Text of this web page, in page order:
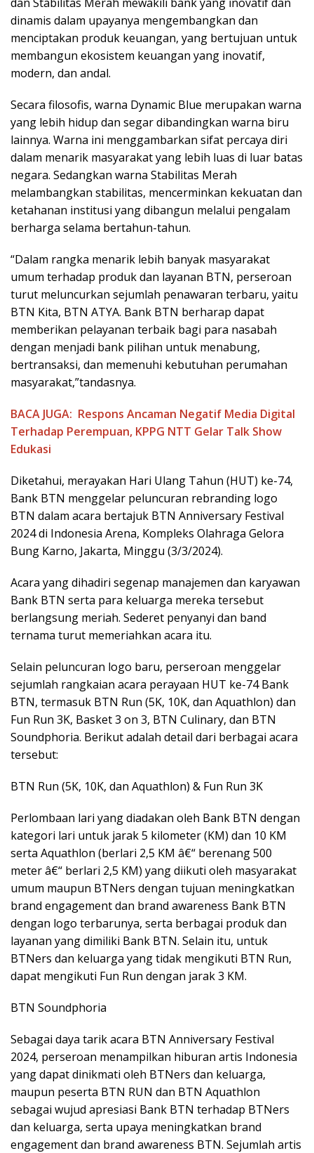
dinamis dalam upayanya mengembangkan dan
menciptakan produk keuangan, yang bertujuan untuk
membangun ekosistem keuangan yang inovatif,
modern, dan andal.
Secara filosofis, warna Dynamic Blue merupakan warna
yang lebih hidup dan segar dibandingkan warna biru
lainnya. Warna ini menggambarkan sifat percaya diri
dalam menarik masyarakat yang lebih luas di luar batas
negara. Sedangkan warna Stabilitas Merah
melambangkan stabilitas, mencerminkan kekuatan dan
ketahanan institusi yang dibangun melalui pengalam
berharga selama bertahun-tahun.
“Dalam rangka menarik lebih banyak masyarakat
umum terhadap produk dan layanan BTN, perseroan
turut meluncurkan sejumlah penawaran terbaru, yaitu
BTN Kita, BTN ATYA. Bank BTN berharap dapat
memberikan pelayanan terbaik bagi para nasabah
dengan menjadi bank pilihan untuk menabung,
bertransaksi, dan memenuhi kebutuhan perumahan
masyarakat,”tandasnya.
BACA JUGA: Respons Ancaman Negatif Media Digital
Terhadap Perempuan, KPPG NTT Gelar Talk Show
Edukasi
Diketahui, merayakan Hari Ulang Tahun (HUT) ke-74,
Bank BTN menggelar peluncuran rebranding logo
BTN dalam acara bertajuk BTN Anniversary Festival
2024 di Indonesia Arena, Kompleks Olahraga Gelora
Bung Karno, Jakarta, Minggu (3/3/2024).
Acara yang dihadiri segenap manajemen dan karyawan
Bank BTN serta para keluarga mereka tersebut
berlangsung meriah. Sederet penyanyi dan band
ternama turut memeriahkan acara itu.
Selain peluncuran logo baru, perseroan menggelar
sejumlah rangkaian acara perayaan HUT ke-74 Bank
BTN, termasuk BTN Run (5K, 10K, dan Aquathlon) dan
Fun Run 3K, Basket 3 on 3, BTN Culinary, dan BTN
Soundphoria. Berikut adalah detail dari berbagai acara
tersebut:
BTN Run (5K, 10K, dan Aquathlon) & Fun Run 3K
Perlombaan lari yang diadakan oleh Bank BTN dengan
kategori lari untuk jarak 5 kilometer (KM) dan 10 KM
serta Aquathlon (berlari 2,5 KM â€“ berenang 500
meter â€“ berlari 2,5 KM) yang diikuti oleh masyarakat
umum maupun BTNers dengan tujuan meningkatkan
brand engagement dan brand awareness Bank BTN
dengan logo terbarunya, serta berbagai produk dan
layanan yang dimiliki Bank BTN. Selain itu, untuk
BTNers dan keluarga yang tidak mengikuti BTN Run,
dapat mengikuti Fun Run dengan jarak 3 KM.
BTN Soundphoria
Sebagai daya tarik acara BTN Anniversary Festival
2024, perseroan menampilkan hiburan artis Indonesia
yang dapat dinikmati oleh BTNers dan keluarga,
maupun peserta BTN RUN dan BTN Aquathlon
sebagai wujud apresiasi Bank BTN terhadap BTNers
dan keluarga, serta upaya meningkatkan brand
engagement dan brand awareness BTN. Sejumlah artis